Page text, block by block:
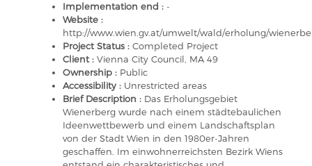
Implementation end : -
Website :
http://www.wien.gv.at/umwelt/wald/erholung/
Project Status : Completed Project
Client : Vienna City Council, MA 49
Ownership : Public
Accessibility : Unrestricted areas
Brief Description : Das Erholungsgebiet
Wienerberg wurde nach einem städtebaulichen
Ideenwettbewerb und einem Landschaftsplan
von der Stadt Wien in den 1980er-Jahren
geschaffen. Im einwohnerreichsten Bezirk Wiens